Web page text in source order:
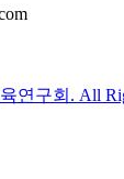
연구회. All